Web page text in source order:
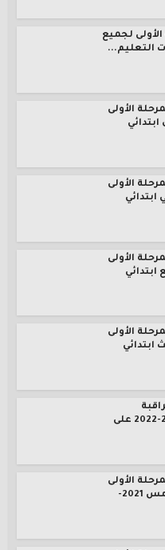
لجميع
التعليم...
الأولى
الأولى
ابتدائي
الأولى
ابتدائي
الأولى
ابتدائي
المستمرة 2021-2022 على
الأولى
المستوى الخامس 2021-